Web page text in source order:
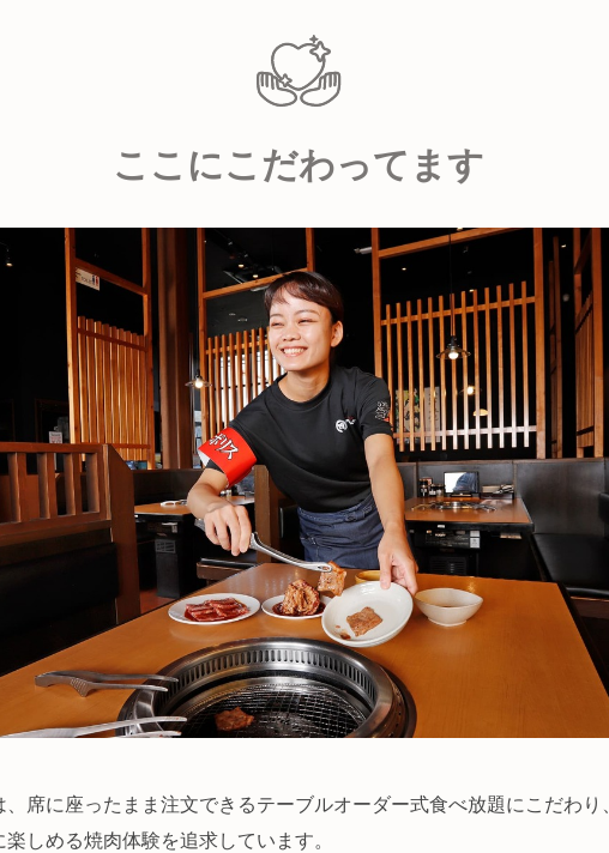
ここにこだわってます
席に座ったまま注文できるテーブルオーダー式食べ放題にこだわり、
しめる焼肉体験を追求しています。